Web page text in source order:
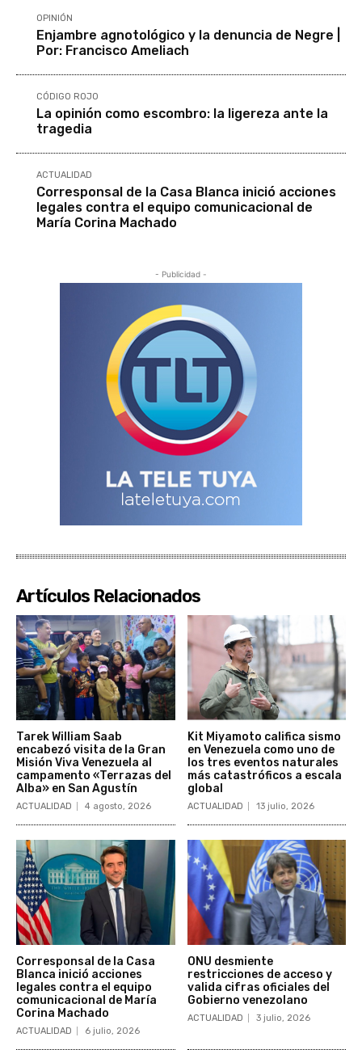
OPINIÓN
Enjambre agnotológico y la denuncia de Negre |
Por: Francisco Ameliach
CÓDIGO ROJO
La opinión como escombro: la ligereza ante la
tragedia
ACTUALIDAD
Corresponsal de la Casa Blanca inició acciones
legales contra el equipo comunicacional de
María Corina Machado
- Publicidad -
Artículos Relacionados
Tarek William Saab
encabezó visita de la Gran
Misión Viva Venezuela al
campamento «Terrazas del
Alba» en San Agustín
ACTUALIDAD 4 agosto, 2026
Kit Miyamoto califica sismo
en Venezuela como uno de
los tres eventos naturales
más catastróficos a escala
global
ACTUALIDAD 13 julio, 2026
Corresponsal de la Casa
Blanca inició acciones
legales contra el equipo
comunicacional de María
Corina Machado
ACTUALIDAD 6 julio, 2026
ONU desmiente
restricciones de acceso y
valida cifras oficiales del
Gobierno venezolano
ACTUALIDAD 3 julio, 2026